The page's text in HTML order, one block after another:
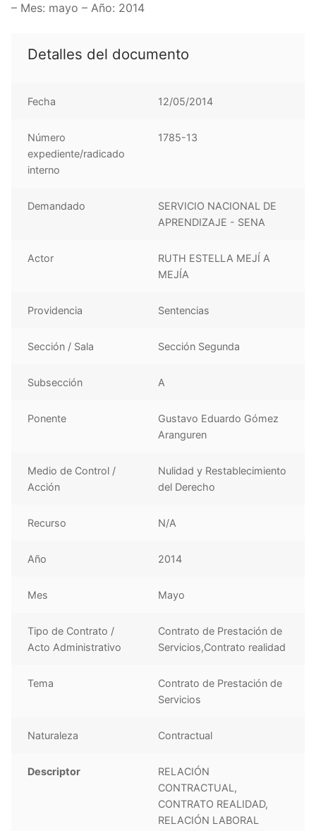
– Mes: mayo – Año: 2014
Detalles del documento
Fecha 12/05/2014
Número
expediente/radicado
interno
1785-13
Demandado
SERVICIO NACIONAL DE
APRENDIZAJE - SENA
Actor
RUTH ESTELLA MEJÍ A
MEJÍA
Providencia Sentencias
Sección / Sala Sección Segunda
Subsección A
Ponente
Gustavo Eduardo Gómez
Aranguren
Medio de Control /
Acción
Nulidad y Restablecimiento
del Derecho
Recurso N/A
Año 2014
Mes Mayo
Tipo de Contrato /
Acto Administrativo
Contrato de Prestación de
Servicios,Contrato realidad
Tema
Contrato de Prestación de
Servicios
Naturaleza Contractual
Descriptor
RELACIÓN
CONTRACTUAL,
CONTRATO REALIDAD,
RELACIÓN LABORAL